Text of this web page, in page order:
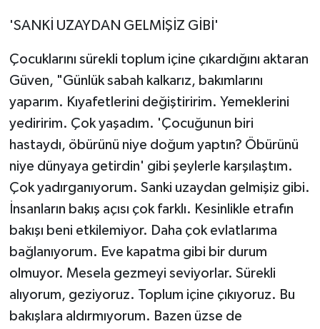
'SANKİ UZAYDAN GELMİŞİZ GİBİ'
Çocuklarını sürekli toplum içine çıkardığını aktaran
Güven, "Günlük sabah kalkarız, bakımlarını
yaparım. Kıyafetlerini değiştiririm. Yemeklerini
yediririm. Çok yaşadım. 'Çocuğunun biri
hastaydı, öbürünü niye doğum yaptın? Öbürünü
niye dünyaya getirdin' gibi şeylerle karşılaştım.
Çok yadırganıyorum. Sanki uzaydan gelmişiz gibi.
İnsanların bakış açısı çok farklı. Kesinlikle etrafın
bakışı beni etkilemiyor. Daha çok evlatlarıma
bağlanıyorum. Eve kapatma gibi bir durum
olmuyor. Mesela gezmeyi seviyorlar. Sürekli
alıyorum, geziyoruz. Toplum içine çıkıyoruz. Bu
bakışlara aldırmıyorum. Bazen üzse de